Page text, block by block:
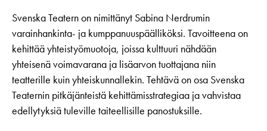
Svenska Teatern on nimittänyt Sabina Nerdrumin
varainhankinta- ja kumppanuuspäälliköksi. Tavoitteena on
kehittää yhteistyömuotoja, joissa kulttuuri nähdään
yhteisenä voimavarana ja lisäarvon tuottajana niin
teatterille kuin yhteiskunnallekin. Tehtävä on osa Svenska
Teaternin pitkäjänteistä kehittämisstrategiaa ja vahvistaa
edellytyksiä tuleville taiteellisille panostuksille.